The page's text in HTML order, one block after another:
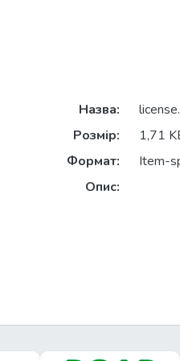
Назва:
Розмір:
1,71
Формат:
Item-
Опис: